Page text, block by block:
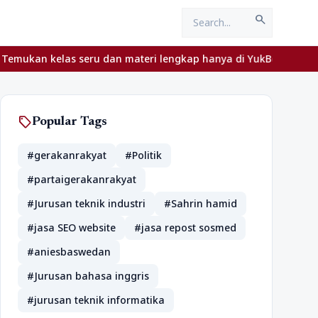
search
seru dan materi lengkap hanya di YukBelajar.com. Mulai
sellPopular Tags
#gerakanrakyat
#Politik
#partaigerakanrakyat
#Jurusan teknik industri
#Sahrin hamid
#jasa SEO website
#jasa repost sosmed
#aniesbaswedan
#Jurusan bahasa inggris
#jurusan teknik informatika